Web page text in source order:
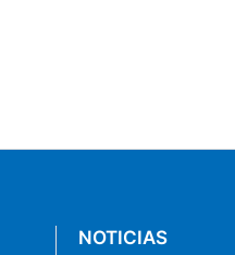
NOTICIAS